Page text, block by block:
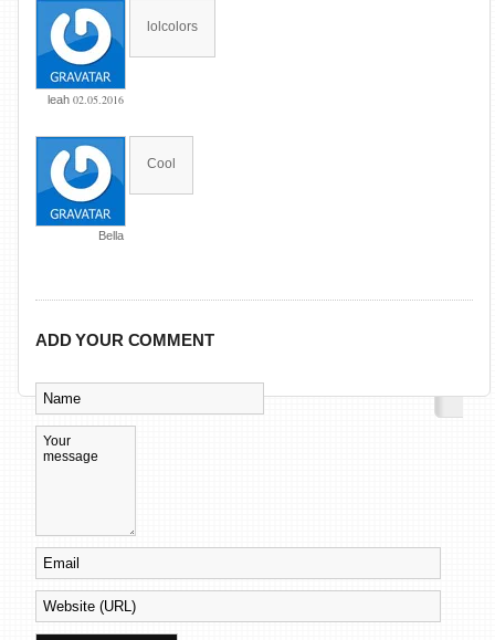
leah 02.05.2016
lolcolors
Bella
Cool
ADD YOUR COMMENT